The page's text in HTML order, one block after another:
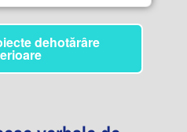
dehotărâre